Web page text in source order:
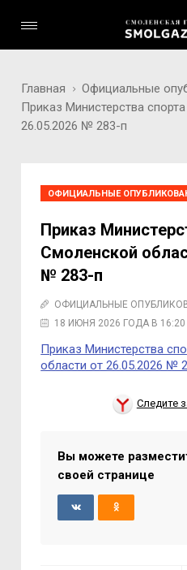
Главная
Официальные
Приказ Министерства
26.05.2026 № 283-п
ОФИЦИАЛЬНЫЕ
Приказ
Смоленской
№ 283-п
ОФИЦИАЛЬНЫЕ
18 ИЮНЯ 2026 ГОДА В 16:20
Приказ Министерства
области от 26.05.2026 №
Следите
Вы можете
своей странице